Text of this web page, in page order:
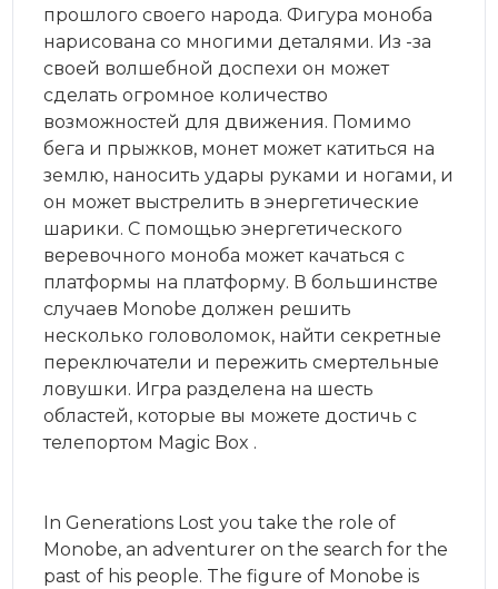
прошлого своего народа. Фигура моноба
нарисована со многими деталями. Из -за
своей волшебной доспехи он может
сделать огромное количество
возможностей для движения. Помимо
бега и прыжков, монет может катиться на
землю, наносить удары руками и ногами, и
он может выстрелить в энергетические
шарики. С помощью энергетического
веревочного моноба может качаться с
платформы на платформу. В большинстве
случаев Monobe должен решить
несколько головоломок, найти секретные
переключатели и пережить смертельные
ловушки. Игра разделена на шесть
областей, которые вы можете достичь с
телепортом Magic Box .
In Generations Lost you take the role of
Monobe, an adventurer on the search for the
past of his people. The figure of Monobe is